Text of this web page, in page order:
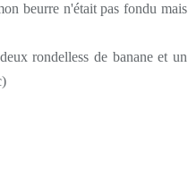
beurre n'était pas fondu mais
rondelless de banane et un